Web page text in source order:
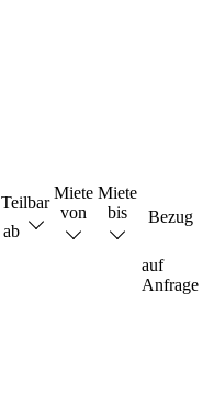
Teilbar
ab
Miete
von
Miete
bis
Bezug
auf
Anfrage